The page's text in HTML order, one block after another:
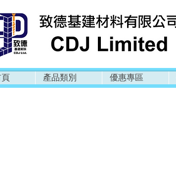
產品類別 優惠專區